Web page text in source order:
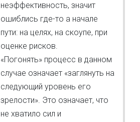
неэффективность, значит
ошиблись где-то а начале
пути: на целях, на скоупе, при
оценке рисков.
«Погонять» процесс в данном
случае означает «заглянуть на
следующий уровень его
зрелости». Это означает, что
не хватило сил и